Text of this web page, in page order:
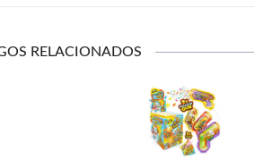
RELACIONADOS